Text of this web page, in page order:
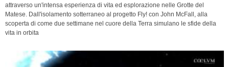
attraverso un'intensa esperienza di vita ed esplorazione nelle Grotte del
Matese. Dall'isolamento sotterraneo al progetto Fly! con John McFall, alla
scoperta di come due settimane nel cuore della Terra simulano le sfide della
vita in orbita